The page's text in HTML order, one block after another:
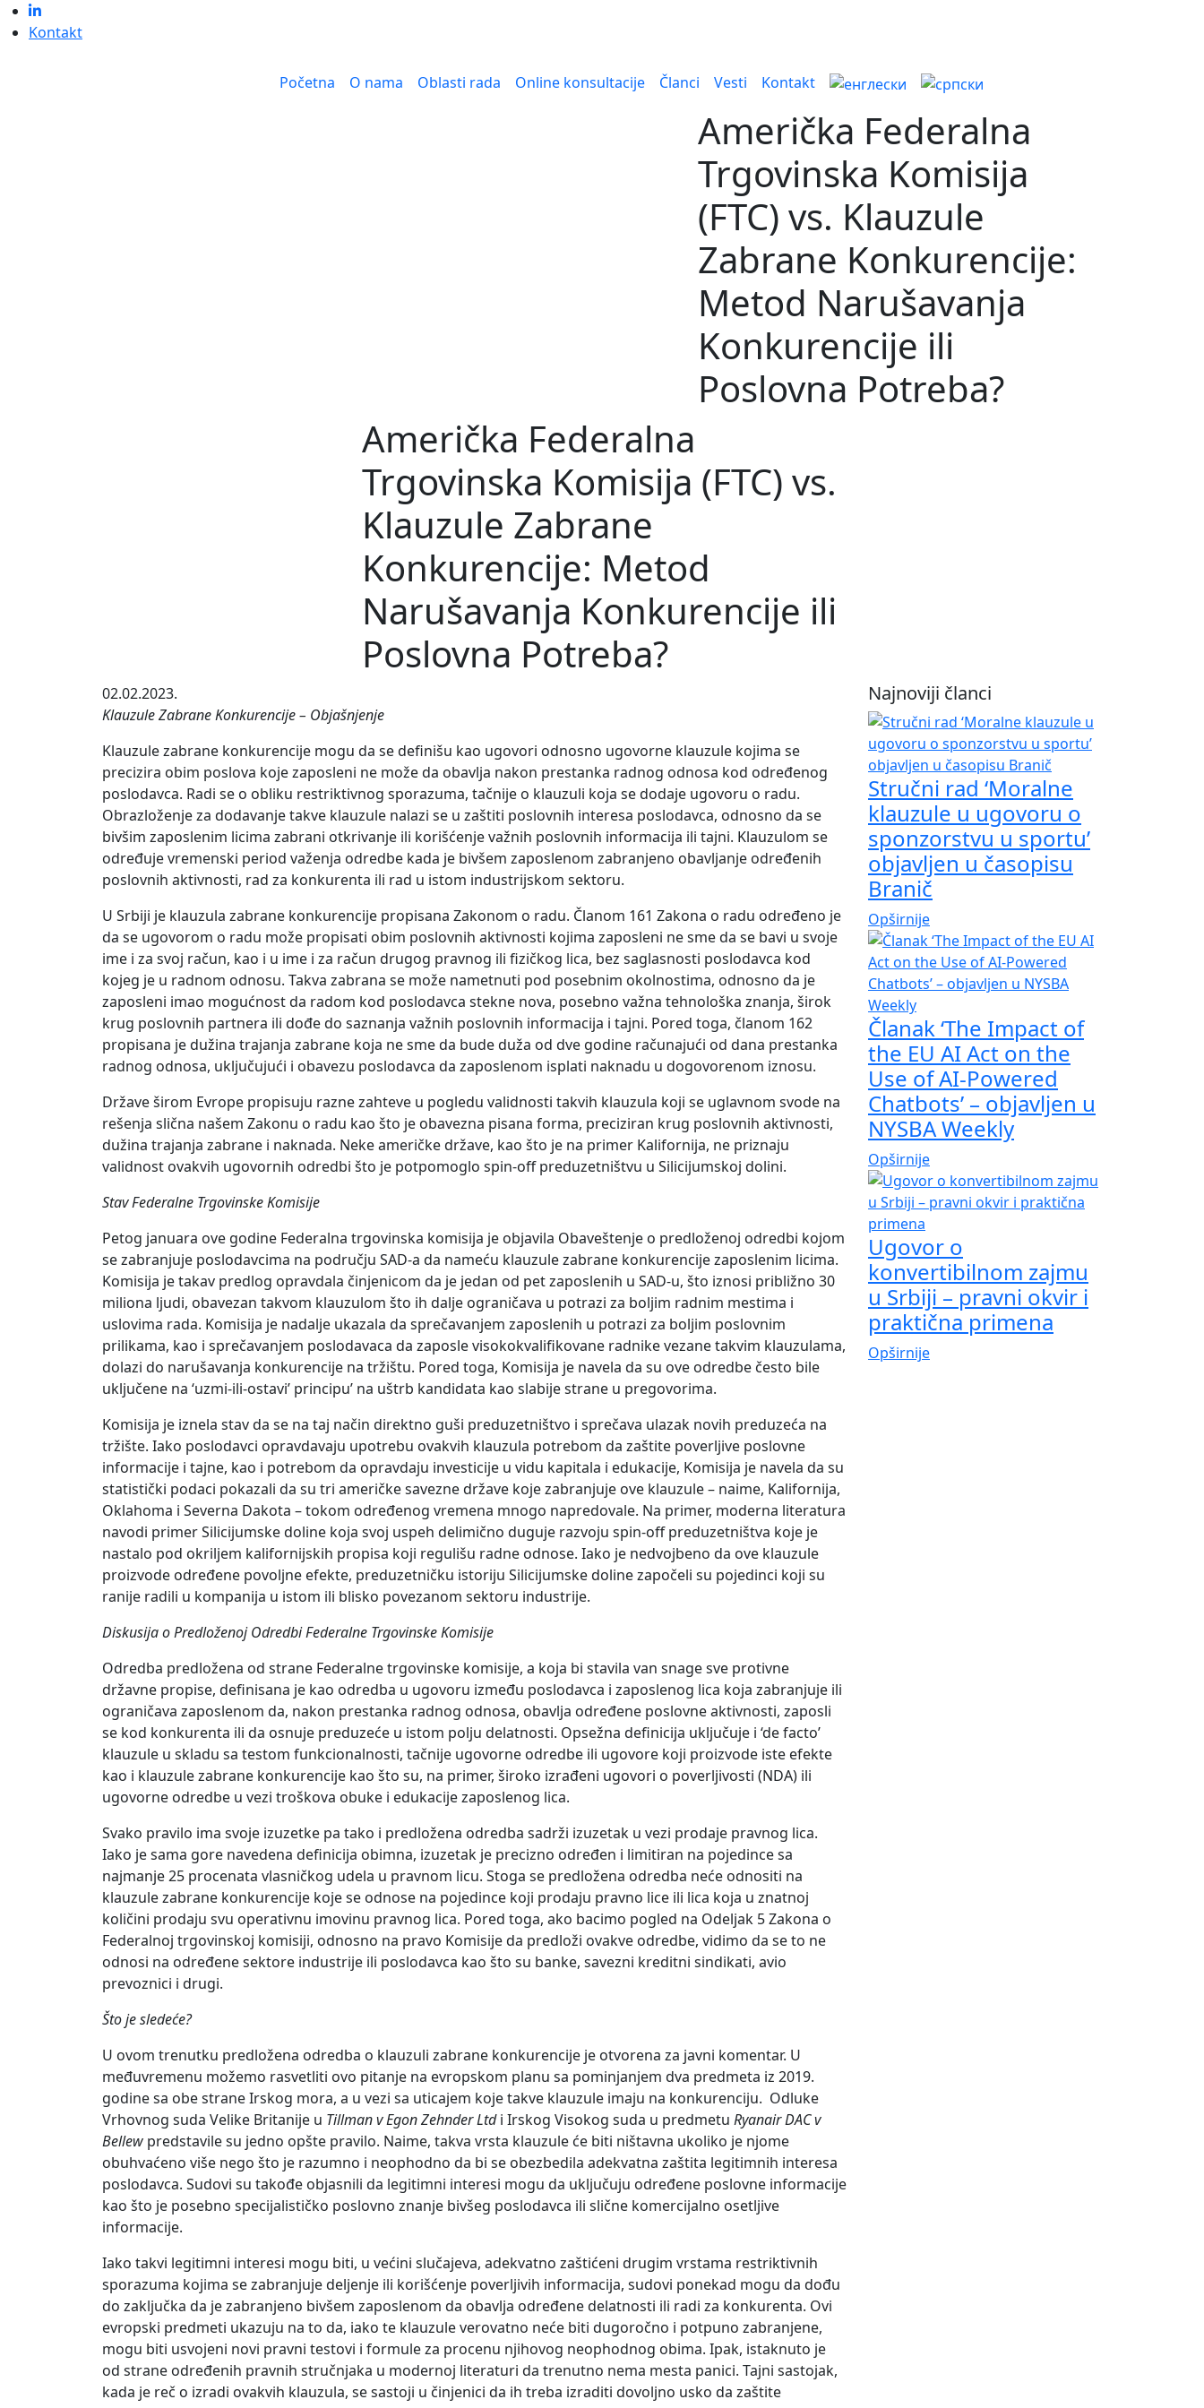
Kontakt
Početna O nama Oblasti rada Online konsultacije Članci Vesti Kontakt
Američka Federalna
Trgovinska Komisija
(FTC) vs. Klauzule
Zabrane Konkurencije:
Metod Narušavanja
Konkurencije ili
Poslovna Potreba?
Američka Federalna
Trgovinska Komisija (FTC) vs.
Klauzule Zabrane
Konkurencije: Metod
Narušavanja Konkurencije ili
Poslovna Potreba?
02.02.2023.
Klauzule Zabrane Konkurencije – Objašnjenje
Klauzule zabrane konkurencije mogu da se definišu kao ugovori odnosno ugovorne klauzule kojima se
precizira obim poslova koje zaposleni ne može da obavlja nakon prestanka radnog odnosa kod određenog
poslodavca. Radi se o obliku restriktivnog sporazuma, tačnije o klauzuli koja se dodaje ugovoru o radu.
Obrazloženje za dodavanje takve klauzule nalazi se u zaštiti poslovnih interesa poslodavca, odnosno da se
bivšim zaposlenim licima zabrani otkrivanje ili korišćenje važnih poslovnih informacija ili tajni. Klauzulom se
određuje vremenski period važenja odredbe kada je bivšem zaposlenom zabranjeno obavljanje određenih
poslovnih aktivnosti, rad za konkurenta ili rad u istom industrijskom sektoru.
U Srbiji je klauzula zabrane konkurencije propisana Zakonom o radu. Članom 161 Zakona o radu određeno je
da se ugovorom o radu može propisati obim poslovnih aktivnosti kojima zaposleni ne sme da se bavi u svoje
ime i za svoj račun, kao i u ime i za račun drugog pravnog ili fizičkog lica, bez saglasnosti poslodavca kod
kojeg je u radnom odnosu. Takva zabrana se može nametnuti pod posebnim okolnostima, odnosno da je
zaposleni imao mogućnost da radom kod poslodavca stekne nova, posebno važna tehnološka znanja, širok
krug poslovnih partnera ili dođe do saznanja važnih poslovnih informacija i tajni. Pored toga, članom 162
propisana je dužina trajanja zabrane koja ne sme da bude duža od dve godine računajući od dana prestanka
radnog odnosa, uključujući i obavezu poslodavca da zaposlenom isplati naknadu u dogovorenom iznosu.
Države širom Evrope propisuju razne zahteve u pogledu validnosti takvih klauzula koji se uglavnom svode na
rešenja slična našem Zakonu o radu kao što je obavezna pisana forma, preciziran krug poslovnih aktivnosti,
dužina trajanja zabrane i naknada. Neke američke države, kao što je na primer Kalifornija, ne priznaju
validnost ovakvih ugovornih odredbi što je potpomoglo spin-off preduzetništvu u Silicijumskoj dolini.
Stav Federalne Trgovinske Komisije
Petog januara ove godine Federalna trgovinska komisija je objavila Obaveštenje o predloženoj odredbi kojom
se zabranjuje poslodavcima na području SAD-a da nameću klauzule zabrane konkurencije zaposlenim licima.
Komisija je takav predlog opravdala činjenicom da je jedan od pet zaposlenih u SAD-u, što iznosi približno 30
miliona ljudi, obavezan takvom klauzulom što ih dalje ograničava u potrazi za boljim radnim mestima i
uslovima rada. Komisija je nadalje ukazala da sprečavanjem zaposlenih u potrazi za boljim poslovnim
prilikama, kao i sprečavanjem poslodavaca da zaposle visokokvalifikovane radnike vezane takvim klauzulama,
dolazi do narušavanja konkurencije na tržištu. Pored toga, Komisija je navela da su ove odredbe često bile
uključene na ‘uzmi-ili-ostavi’ principu’ na uštrb kandidata kao slabije strane u pregovorima.
Komisija je iznela stav da se na taj način direktno guši preduzetništvo i sprečava ulazak novih preduzeća na
tržište. Iako poslodavci opravdavaju upotrebu ovakvih klauzula potrebom da zaštite poverljive poslovne
informacije i tajne, kao i potrebom da opravdaju investicije u vidu kapitala i edukacije, Komisija je navela da su
statistički podaci pokazali da su tri američke savezne države koje zabranjuje ove klauzule – naime, Kalifornija,
Oklahoma i Severna Dakota – tokom određenog vremena mnogo napredovale. Na primer, moderna literatura
navodi primer Silicijumske doline koja svoj uspeh delimično duguje razvoju spin-off preduzetništva koje je
nastalo pod okriljem kalifornijskih propisa koji regulišu radne odnose. Iako je nedvojbeno da ove klauzule
proizvode određene povoljne efekte, preduzetničku istoriju Silicijumske doline započeli su pojedinci koji su
ranije radili u kompanija u istom ili blisko povezanom sektoru industrije.
Diskusija o Predloženoj Odredbi Federalne Trgovinske Komisije
Odredba predložena od strane Federalne trgovinske komisije, a koja bi stavila van snage sve protivne
državne propise, definisana je kao odredba u ugovoru između poslodavca i zaposlenog lica koja zabranjuje ili
ograničava zaposlenom da, nakon prestanka radnog odnosa, obavlja određene poslovne aktivnosti, zaposli
se kod konkurenta ili da osnuje preduzeće u istom polju delatnosti. Opsežna definicija uključuje i ‘de facto’
klauzule u skladu sa testom funkcionalnosti, tačnije ugovorne odredbe ili ugovore koji proizvode iste efekte
kao i klauzule zabrane konkurencije kao što su, na primer, široko izrađeni ugovori o poverljivosti (NDA) ili
ugovorne odredbe u vezi troškova obuke i edukacije zaposlenog lica.
Svako pravilo ima svoje izuzetke pa tako i predložena odredba sadrži izuzetak u vezi prodaje pravnog lica.
Iako je sama gore navedena definicija obimna, izuzetak je precizno određen i limitiran na pojedince sa
najmanje 25 procenata vlasničkog udela u pravnom licu. Stoga se predložena odredba neće odnositi na
klauzule zabrane konkurencije koje se odnose na pojedince koji prodaju pravno lice ili lica koja u znatnoj
količini prodaju svu operativnu imovinu pravnog lica. Pored toga, ako bacimo pogled na Odeljak 5 Zakona o
Federalnoj trgovinskoj komisiji, odnosno na pravo Komisije da predloži ovakve odredbe, vidimo da se to ne
odnosi na određene sektore industrije ili poslodavca kao što su banke, savezni kreditni sindikati, avio
prevoznici i drugi.
Što je sledeće?
U ovom trenutku predložena odredba o klauzuli zabrane konkurencije je otvorena za javni komentar. U
međuvremenu možemo rasvetliti ovo pitanje na evropskom planu sa pominjanjem dva predmeta iz 2019.
godine sa obe strane Irskog mora, a u vezi sa uticajem koje takve klauzule imaju na konkurenciju. Odluke
Vrhovnog suda Velike Britanije u Tillman v Egon Zehnder Ltdi Irskog Visokog suda u predmetu Ryanair DAC v
Bellew predstavile su jedno opšte pravilo. Naime, takva vrsta klauzule će biti ništavna ukoliko je njome
obuhvaćeno više nego što je razumno i neophodno da bi se obezbedila adekvatna zaštita legitimnih interesa
poslodavca. Sudovi su takođe objasnili da legitimni interesi mogu da uključuju određene poslovne informacije
kao što je posebno specijalističko poslovno znanje bivšeg poslodavca ili slične komercijalno osetljive
informacije.
Iako takvi legitimni interesi mogu biti, u većini slučajeva, adekvatno zaštićeni drugim vrstama restriktivnih
sporazuma kojima se zabranjuje deljenje ili korišćenje poverljivih informacija, sudovi ponekad mogu da dođu
do zaključka da je zabranjeno bivšem zaposlenom da obavlja određene delatnosti ili radi za konkurenta. Ovi
evropski predmeti ukazuju na to da, iako te klauzule verovatno neće biti dugoročno i potpuno zabranjene,
mogu biti usvojeni novi pravni testovi i formule za procenu njihovog neophodnog obima. Ipak, istaknuto je
od strane određenih pravnih stručnjaka u modernoj literaturi da trenutno nema mesta panici. Tajni sastojak,
kada je reč o izradi ovakvih klauzula, se sastoji u činjenici da ih treba izraditi dovoljno usko da zaštite
Najnoviji članci
Stručni rad ‘Moralne
klauzule u ugovoru o
sponzorstvu u sportu’
objavljen u časopisu
Branič
Opširnije
Članak ‘The Impact of
the EU AI Act on the
Use of AI-Powered
Chatbots’ – objavljen u
NYSBA Weekly
Opširnije
Ugovor o
konvertibilnom zajmu
u Srbiji – pravni okvir i
praktična primena
Opširnije